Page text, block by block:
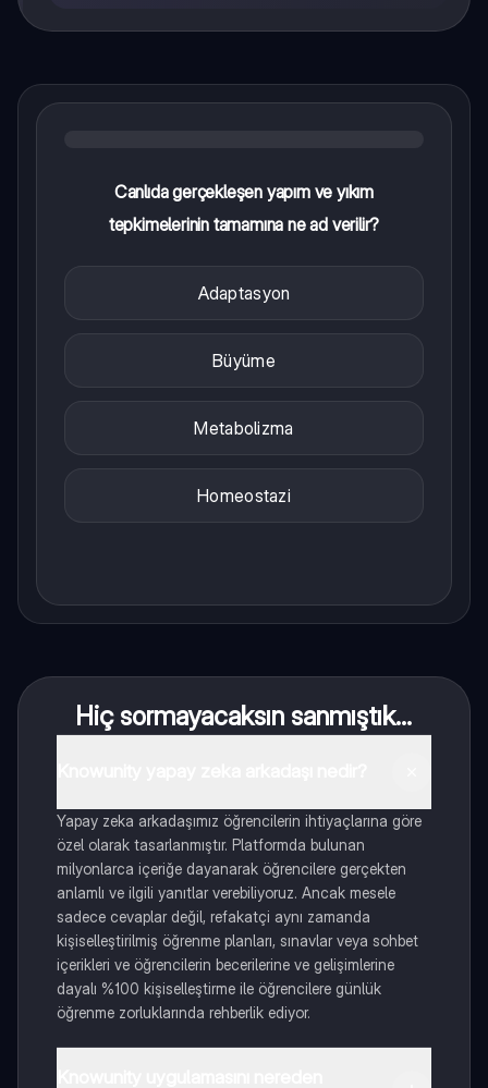
Canlıda gerçekleşen yapım ve yıkım
tepkimelerinin tamamına ne ad verilir?
Adaptasyon
Büyüme
Metabolizma
Homeostazi
Hiç sormayacaksın sanmıştık...
Yapay zeka arkadaşımız öğrencilerin ihtiyaçlarına göre
özel olarak tasarlanmıştır. Platformda bulunan
milyonlarca içeriğe dayanarak öğrencilere gerçekten
anlamlı ve ilgili yanıtlar verebiliyoruz. Ancak mesele
sadece cevaplar değil, refakatçi aynı zamanda
kişiselleştirilmiş öğrenme planları, sınavlar veya sohbet
içerikleri ve öğrencilerin becerilerine ve gelişimlerine
dayalı %100 kişiselleştirme ile öğrencilere günlük
öğrenme zorluklarında rehberlik ediyor.